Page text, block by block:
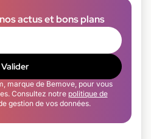
actus et bons plans
Valider
marque de Bemove, pour vous
Consultez notre politique de
gestion de vos données.